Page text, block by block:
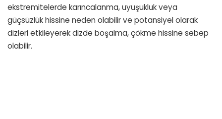
ekstremitelerde karıncalanma, uyuşukluk veya
güçsüzlük hissine neden olabilir ve potansiyel olarak
dizleri etkileyerek dizde boşalma, çökme hissine sebep
olabilir.